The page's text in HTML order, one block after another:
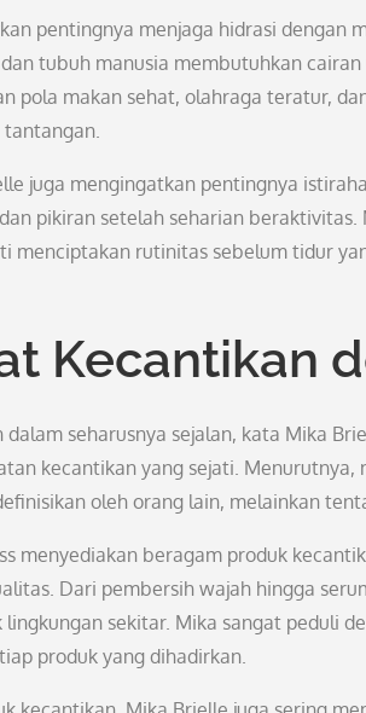
pentingnya menjaga hidrasi dengan
tubuh manusia membutuhkan
pola makan sehat, olahraga teratur,
tantangan.
juga mengingatkan pentingnya
pikiran setelah seharian
menciptakan rutinitas sebelum tidur
Kecantikan
seharusnya sejalan, kata Mika
kecantikan yang sejati.
oleh orang lain, melainkan
menyediakan beragam produk
Dari pembersih wajah hingga
sekitar. Mika sangat peduli
produk yang dihadirkan.